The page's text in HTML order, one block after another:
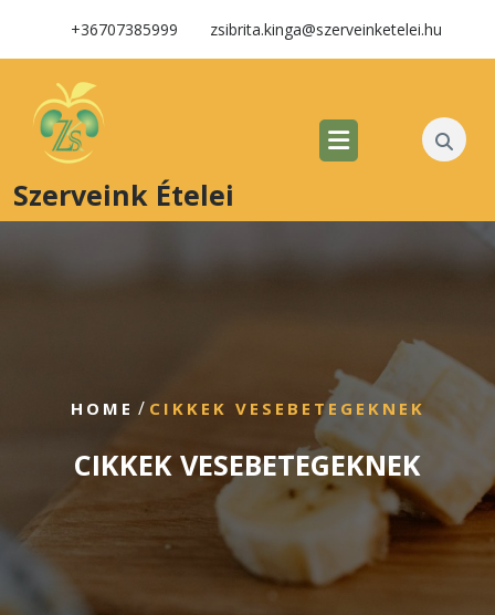
+36707385999 zsibrita.kinga@szerveinketelei.hu
Szerveink Ételei
HOME / CIKKEK VESEBETEGEKNEK
CIKKEK VESEBETEGEKNEK